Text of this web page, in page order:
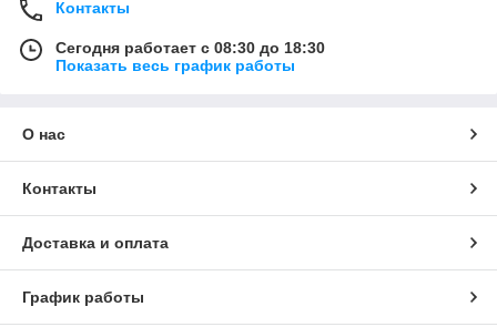
Контакты
Сегодня работает с 08:30 до 18:30
Показать весь график работы
О нас
Контакты
Доставка и оплата
График работы